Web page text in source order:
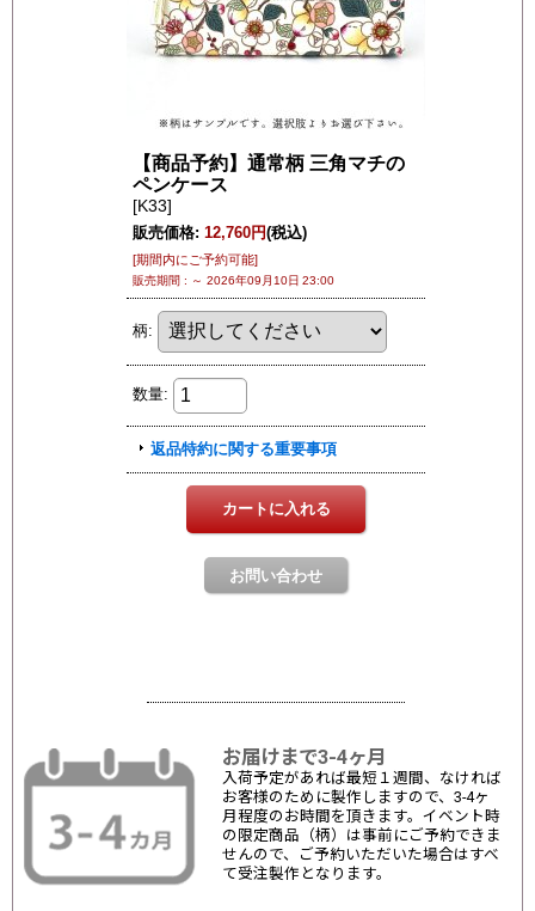
お届けまで3-4ヶ月
入荷予定があれば最短１週間、なければ
お客様のために製作しますので、3-4ヶ
月程度のお時間を頂きます。イベント時
の限定商品（柄）は事前にご予約できま
せんので、ご予約いただいた場合はすべ
て受注製作となります。